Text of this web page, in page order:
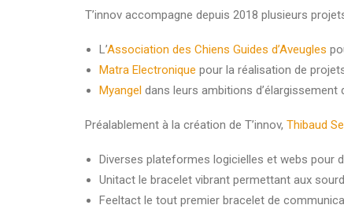
T’innov accompagne depuis 2018 plusieurs
L’Association des Chiens Guides d’Aveugles
Matra Electronique pour la réalisation de
Myangel dans leurs ambitions d’élargissement
Préalablement à la création de T’innov, Thibaud
Diverses plateformes logicielles et webs pour
Unitact le bracelet vibrant permettant aux
Feeltact le tout premier bracelet de